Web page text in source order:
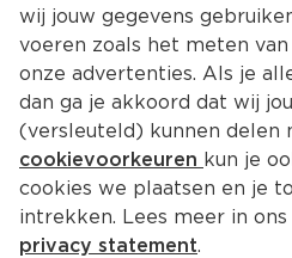
Full Red
Per Fles 750 ml  (per liter
wij jouw gegevens
voeren zoals het meten
onze advertenties. Als je
dan ga je akkoord dat wij
(versleuteld) kunnen delen
cookievoorkeuren kun je
cookies we plaatsen en je
intrekken. Lees meer in ons
privacy statement.